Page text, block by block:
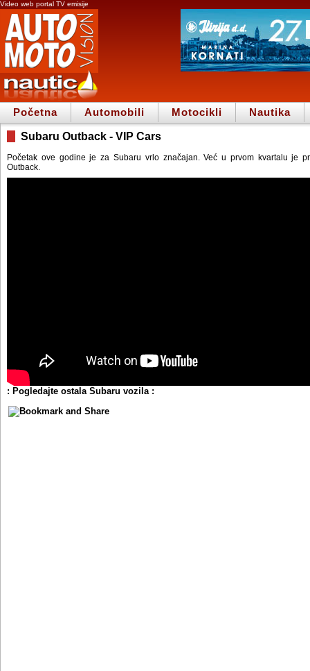
Video web portal TV emisije
Početna Automobili Motocikli Nautika
Subaru Outback - VIP Cars
Početak ove godine je za Subaru vrlo značajan. Već u prvom kvartalu je
Outback.
: Pogledajte ostala Subaru vozila :